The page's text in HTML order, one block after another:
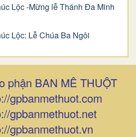
Lộc -Mừng lễ Thánh Đa Minh
Lộc: Lễ Chúa Ba Ngôi
phận BAN MÊ THUỘT
gpbanmethuot.com
gpbanmethuot.net
gpbanmethuot.vn